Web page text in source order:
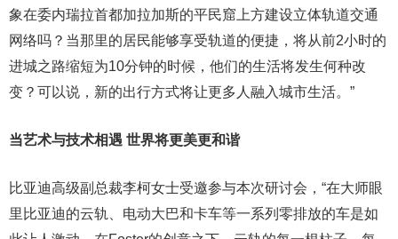
象在委内瑞拉首都加拉加斯的平民窟上方建设立体轨道交通
网络吗？当那里的居民能够享受轨道的便捷，将从前2小时的
进城之路缩短为10分钟的时候，他们的生活将发生何种改
变？可以说，新的出行方式将让更多人融入城市生活。”
当艺术与技术相遇 世界将更美更和谐
比亚迪高级副总裁李柯女士受邀参与本次研讨会，“在大师眼
里比亚迪的云轨、电动大巴和卡车等一系列零排放的车是如